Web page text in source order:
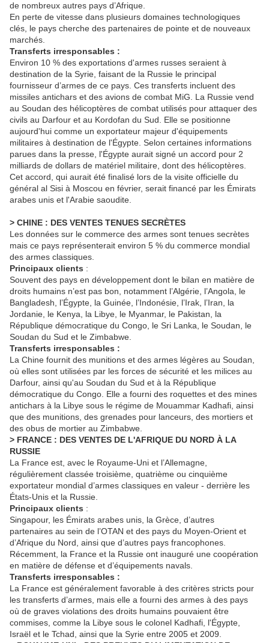
de nombreux autres pays d’Afrique.
En perte de vitesse dans plusieurs domaines technologiques
clés, le pays cherche des partenaires de pointe et de nouveaux
marchés.
Transferts irresponsables :
Environ 10 % des exportations d'armes russes seraient à
destination de la Syrie, faisant de la Russie le principal
fournisseur d’armes de ce pays. Ces transferts incluent des
missiles antichars et des avions de combat MiG. La Russie vend
au Soudan des hélicoptères de combat utilisés pour attaquer des
civils au Darfour et au Kordofan du Sud. Elle se positionne
aujourd'hui comme un exportateur majeur d'équipements
militaires à destination de l'Égypte. Selon certaines informations
parues dans la presse, l'Égypte aurait signé un accord pour 2
milliards de dollars de matériel militaire, dont des hélicoptères.
Cet accord, qui aurait été finalisé lors de la visite officielle du
général al Sisi à Moscou en février, serait financé par les Émirats
arabes unis et l'Arabie saoudite.
> CHINE : DES VENTES TENUES SECRÈTES
Les données sur le commerce des armes sont tenues secrètes
mais ce pays représenterait environ 5 % du commerce mondial
des armes classiques.
Principaux clients :
Souvent des pays en développement dont le bilan en matière de
droits humains n’est pas bon, notamment l’Algérie, l’Angola, le
Bangladesh, l’Égypte, la Guinée, l’Indonésie, l’Irak, l’Iran, la
Jordanie, le Kenya, la Libye, le Myanmar, le Pakistan, la
République démocratique du Congo, le Sri Lanka, le Soudan, le
Soudan du Sud et le Zimbabwe.
Transferts irresponsables :
La Chine fournit des munitions et des armes légères au Soudan,
où elles sont utilisées par les forces de sécurité et les milices au
Darfour, ainsi qu'au Soudan du Sud et à la République
démocratique du Congo. Elle a fourni des roquettes et des mines
antichars à la Libye sous le régime de Mouammar Kadhafi, ainsi
que des munitions, des grenades pour lanceurs, des mortiers et
des obus de mortier au Zimbabwe.
> FRANCE : DES VENTES DE L'AFRIQUE DU NORD À LA
RUSSIE
La France est, avec le Royaume-Uni et l’Allemagne,
régulièrement classée troisième, quatrième ou cinquième
exportateur mondial d’armes classiques en valeur - derrière les
États-Unis et la Russie.
Principaux clients :
Singapour, les Émirats arabes unis, la Grèce, d’autres
partenaires au sein de l’OTAN et des pays du Moyen-Orient et
d’Afrique du Nord, ainsi que d’autres pays francophones.
Récemment, la France et la Russie ont inauguré une coopération
en matière de défense et d’équipements navals.
Transferts irresponsables :
La France est généralement favorable à des critères stricts pour
les transferts d’armes, mais elle a fourni des armes à des pays
où de graves violations des droits humains pouvaient être
commises, comme la Libye sous le colonel Kadhafi, l'Égypte,
Israël et le Tchad, ainsi que la Syrie entre 2005 et 2009.